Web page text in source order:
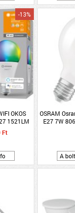
OKOS
1521LM
-13%
Ft
OSRAM
E27 7W
A